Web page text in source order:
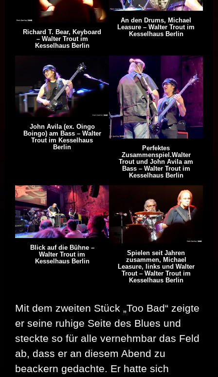
Richard T. Bear, Keyboard
– Walter Trout im
Kesselhaus Berlin
An den Drums, Michael
Leasure – Walter Trout im
Kesselhaus Berlin
John Avila (ex. Oingo
Boingo) am Bass – Walter
Trout im Kesselhaus
Berlin
Perfektes
Zusammenspiel.Walter
Trout und John Avila am
Bass – Walter Trout im
Kesselhaus Berlin
Blick auf die Bühne –
Walter Trout im
Kesselhaus Berlin
Spielen seit Jahren
zusammen, Michael
Leasure, links und Walter
Trout – Walter Trout im
Kesselhaus Berlin
Mit dem zweiten Stück „Too Bad“ zeigte
er seine ruhige Seite des Blues und
steckte so für alle vernehmbar das Feld
ab, dass er an diesem Abend zu
beackern gedachte. Er hatte sich